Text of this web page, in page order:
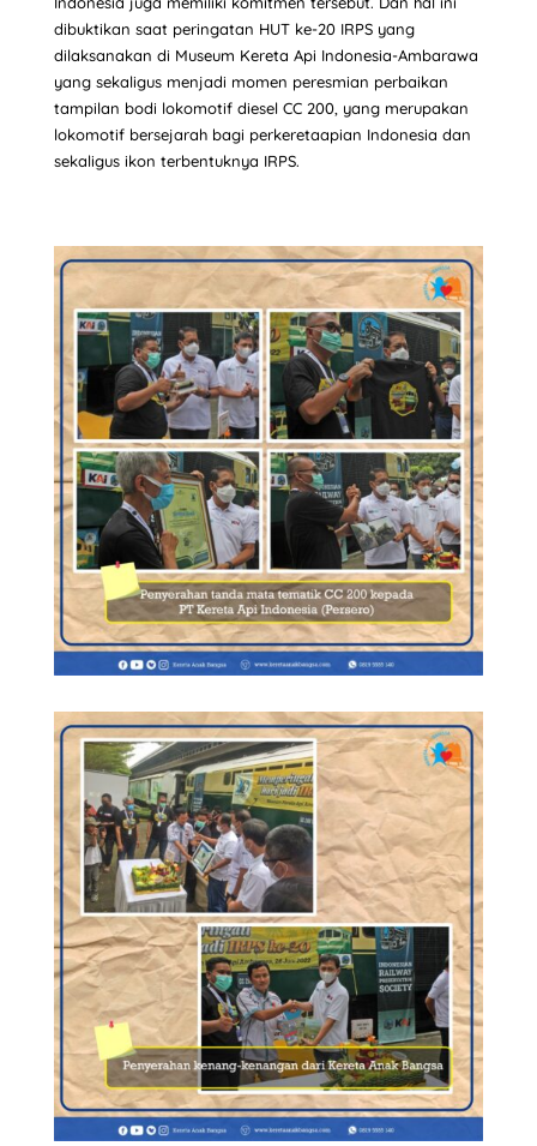
dibuktikan saat peringatan HUT ke-20 IRPS yang
dilaksanakan di Museum Kereta Api Indonesia-Ambarawa
yang sekaligus menjadi momen peresmian perbaikan
tampilan bodi lokomotif diesel CC 200, yang merupakan
lokomotif bersejarah bagi perkeretaapian Indonesia dan
sekaligus ikon terbentuknya IRPS.